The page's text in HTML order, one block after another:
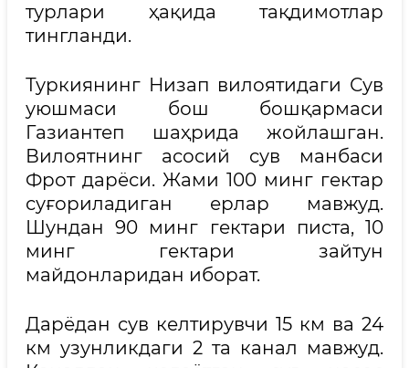
турлари ҳақида тақдимотлар
тингланди.
Туркиянинг Низап вилоятидаги Сув
уюшмаси бош бошқармаси
Газиантеп шаҳрида жойлашган.
Вилоятнинг асосий сув манбаси
Фрот дарёси. Жами 100 минг гектар
суғориладиган ерлар мавжуд.
Шундан 90 минг гектари писта, 10
минг гектари зайтун
майдонларидан иборат.
Дарёдан сув келтирувчи 15 км ва 24
км узунликдаги 2 та канал мавжуд.